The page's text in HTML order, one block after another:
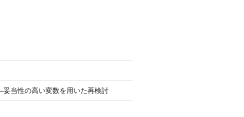
当性の高い変数を用いた再検討